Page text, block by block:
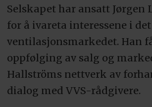
Selskapet har ansatt Jørgen
for å ivareta interessene i
ventilasjonsmarkedet. Han
oppfølging av salg og
Hallströms nettverk av
dialog med VVS-rådgivere.